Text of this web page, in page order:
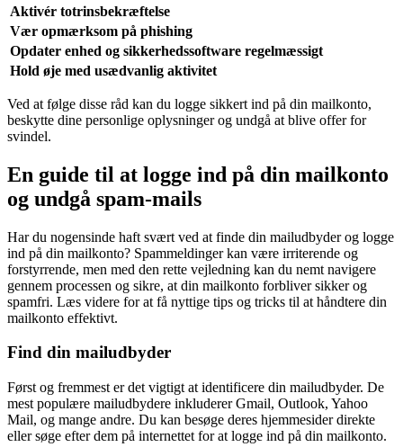
Aktivér totrinsbekræftelse
Vær opmærksom på phishing
Opdater enhed og sikkerhedssoftware regelmæssigt
Hold øje med usædvanlig aktivitet
Ved at følge disse råd kan du logge sikkert ind på din mailkonto,
beskytte dine personlige oplysninger og undgå at blive offer for
svindel.
En guide til at logge ind på din mailkonto
og undgå spam-mails
Har du nogensinde haft svært ved at finde din mailudbyder og logge
ind på din mailkonto? Spammeldinger kan være irriterende og
forstyrrende, men med den rette vejledning kan du nemt navigere
gennem processen og sikre, at din mailkonto forbliver sikker og
spamfri. Læs videre for at få nyttige tips og tricks til at håndtere din
mailkonto effektivt.
Find din mailudbyder
Først og fremmest er det vigtigt at identificere din mailudbyder. De
mest populære mailudbydere inkluderer Gmail, Outlook, Yahoo
Mail, og mange andre. Du kan besøge deres hjemmesider direkte
eller søge efter dem på internettet for at logge ind på din mailkonto.